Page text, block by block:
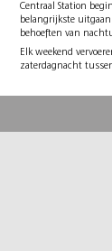
Centraal Station
belangrijkste
behoeften van
Elk weekend
zaterdagnacht